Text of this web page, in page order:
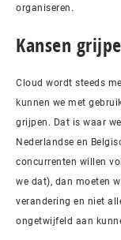
organiseren.
Kansen
Cloud wordt steeds
kunnen we met
grijpen. Dat is waar
Nederlandse en
concurrenten willen
we dat), dan moeten
verandering en niet
ongetwijfeld aan